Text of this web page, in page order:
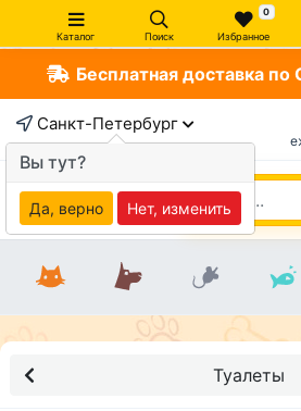
Каталог Поиск
0
Избранное
Бесплатная доставка
Санкт-Петербург
Туалеты
Вы тут?
Да, верно Нет, изменить